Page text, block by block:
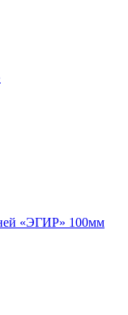
«ЭГИР» 100мм